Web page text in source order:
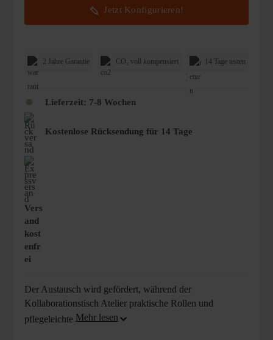
2 Jahre Garantie CO₂ voll kompensiert 14 Tage testen
Lieferzeit: 7-8 Wochen
Kostenlose Rücksendung für 14 Tage
Vers
and
kost
enfr
ei
Der Austausch wird gefördert, während der
Kollaborationstisch Atelier praktische Rollen und
pflegeleichte
Jetzt Konfigurieren!